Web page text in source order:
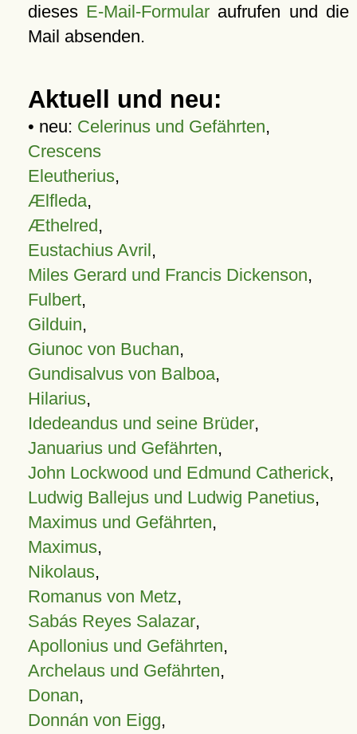
dieses E-Mail-Formular aufrufen und die
Mail absenden.
Aktuell und neu:
• neu: Celerinus und Gefährten,
Crescens
Eleutherius,
Ælfleda,
Æthelred,
Eustachius Avril,
Miles Gerard und Francis Dickenson,
Fulbert,
Gilduin,
Giunoc von Buchan,
Gundisalvus von Balboa,
Hilarius,
Idedeandus und seine Brüder,
Januarius und Gefährten,
John Lockwood und Edmund Catherick,
Ludwig Ballejus und Ludwig Panetius,
Maximus und Gefährten,
Maximus,
Nikolaus,
Romanus von Metz,
Sabás Reyes Salazar,
Apollonius und Gefährten,
Archelaus und Gefährten,
Donan,
Donnán von Eigg,